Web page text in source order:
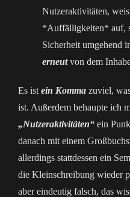
Nutzeraktivitäten,
*Auffälligkeiten* auf,
Sicherheit umgehend
erneutvon dem
Es ist ein Komma zuviel,
ist. Außerdem behaupte ich
„Nutzeraktivitäten“ ein
danach mit einem
allerdings stattdessen ein
die Kleinschreibung wieder
aber eindeutig falsch, das